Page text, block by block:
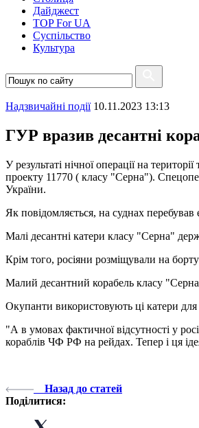
Дайджест
TOP For UA
Суспiльство
Культура
Надзвичайні події 10.11.2023 13:13
ГУР вразив десантні
У результаті нічної операції на
проекту 11770 ( класу "Серна").
України.
Як повідомляється, на суднах
Малі десантні катери класу "Серна"
Крім того, росіяни розміщували на
Малий десантний корабель класу
Окупанти використовують ці катери для
"А в умовах фактичної відсутності у
кораблів ЧФ РФ на рейдах. Тепер і ця
Назад до статей
Поділитися: